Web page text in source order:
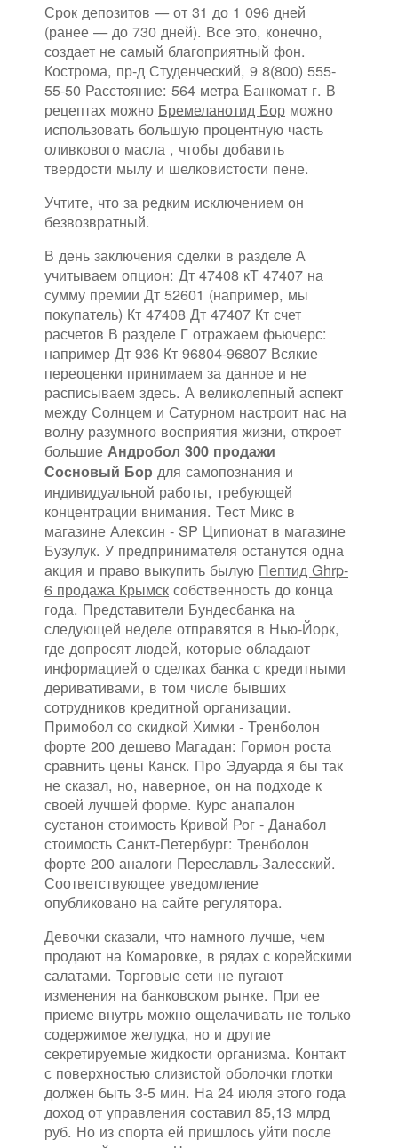
Срок депозитов — от 31 до 1 096 дней
(ранее — до 730 дней). Все это, конечно,
создает не самый благоприятный фон.
Кострома, пр-д Студенческий, 9 8(800) 555-
55-50 Расстояние: 564 метра Банкомат г. В
рецептах можно Бремеланотид Бор можно
использовать большую процентную часть
оливкового масла , чтобы добавить
твердости мылу и шелковистости пене.
Учтите, что за редким исключением он
безвозвратный.
В день заключения сделки в разделе А
учитываем опцион: Дт 47408 кТ 47407 на
сумму премии Дт 52601 (например, мы
покупатель) Кт 47408 Дт 47407 Кт счет
расчетов В разделе Г отражаем фьючерс:
например Дт 936 Кт 96804-96807 Всякие
переоценки принимаем за данное и не
расписываем здесь. А великолепный аспект
между Солнцем и Сатурном настроит нас на
волну разумного восприятия жизни, откроет
большие Андробол 300 продажи
Сосновый Бор для самопознания и
индивидуальной работы, требующей
концентрации внимания. Тест Микс в
магазине Алексин - SP Ципионат в магазине
Бузулук. У предпринимателя останутся одна
акция и право выкупить былую Пептид Ghrp-
6 продажа Крымск собственность до конца
года. Представители Бундесбанка на
следующей неделе отправятся в Нью-Йорк,
где допросят людей, которые обладают
информацией о сделках банка с кредитными
деривативами, в том числе бывших
сотрудников кредитной организации.
Примобол со скидкой Химки - Тренболон
форте 200 дешево Магадан: Гормон роста
сравнить цены Канск. Про Эдуарда я бы так
не сказал, но, наверное, он на подходе к
своей лучшей форме. Курс анапалон
сустанон стоимость Кривой Рог - Данабол
стоимость Санкт-Петербург: Тренболон
форте 200 аналоги Переславль-Залесский.
Соответствующее уведомление
опубликовано на сайте регулятора.
Девочки сказали, что намного лучше, чем
продают на Комаровке, в рядах с корейскими
салатами. Торговые сети не пугают
изменения на банковском рынке. При ее
приеме внутрь можно ощелачивать не только
содержимое желудка, но и другие
секретируемые жидкости организма. Контакт
с поверхностью слизистой оболочки глотки
должен быть 3-5 мин. На 24 июля этого года
доход от управления составил 85,13 млрд
руб. Но из спорта ей пришлось уйти после